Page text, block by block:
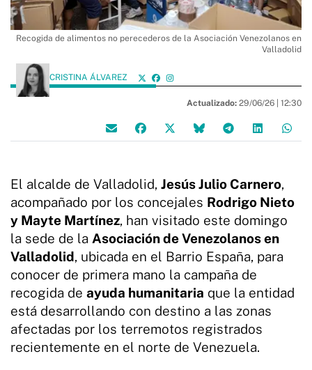
Recogida de alimentos no perecederos de la Asociación Venezolanos en
Valladolid
CRISTINA ÁLVAREZ
Actualizado: 29/06/26 | 12:30
El alcalde de Valladolid, Jesús Julio Carnero,
acompañado por los concejales Rodrigo Nieto
y Mayte Martínez, han visitado este domingo
la sede de la Asociación de Venezolanos en
Valladolid, ubicada en el Barrio España, para
conocer de primera mano la campaña de
recogida de ayuda humanitaria que la entidad
está desarrollando con destino a las zonas
afectadas por los terremotos registrados
recientemente en el norte de Venezuela.